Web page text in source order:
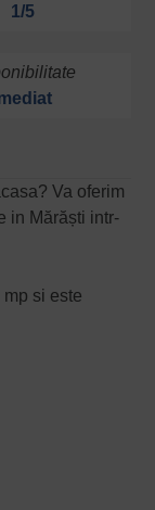
1/5
Va oferim
in Mărăști intr-
si este